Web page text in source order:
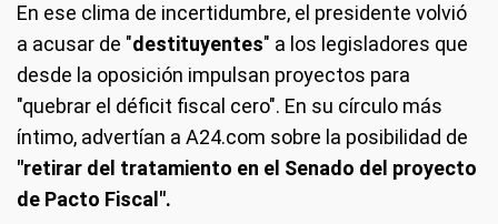
En ese clima de incertidumbre, el presidente volvió
a acusar de "destituyentes" a los legisladores que
desde la oposición impulsan proyectos para
"quebrar el déficit fiscal cero". En su círculo más
íntimo, advertían a A24.com sobre la posibilidad de
"retirar del tratamiento en el Senado del proyecto
de Pacto Fiscal".